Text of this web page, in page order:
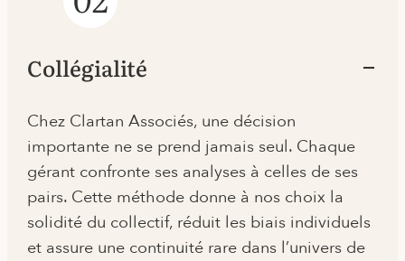
Collégialité
Chez Clartan Associés, une décision
importante ne se prend jamais seul. Chaque
gérant confronte ses analyses à celles de ses
pairs. Cette méthode donne à nos choix la
solidité du collectif, réduit les biais individuels
et assure une continuité rare dans l’univers de